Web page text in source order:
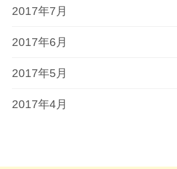
2017年7月
2017年6月
2017年5月
2017年4月